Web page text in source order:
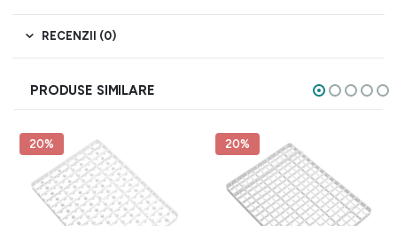
RECENZII (0)
PRODUSE SIMILARE
20% 20%